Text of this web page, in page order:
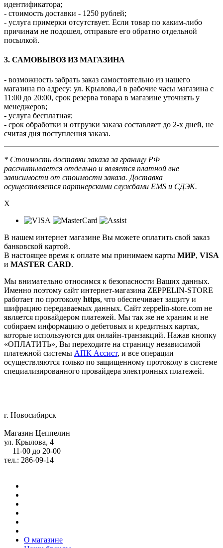
идентификатора;
- стоимость доставки - 1250 рублей;
- услуга примерки отсутствует. Если товар по каким-либо
причинам не подошел, отправьте его обратно отдельной
посылкой.
3. САМОВЫВОЗ ИЗ МАГАЗИНА
- возможность забрать заказ самостоятельно из нашего
магазина по адресу: ул. Крылова,4 в рабочие часы магазина с
11:00 до 20:00, срок резерва товара в магазине уточнять у
менеджеров;
- услуга бесплатная;
- срок обработки и отгрузки заказа составляет до 2-х дней, не
считая дня поступления заказа.
* Стоимость доставки заказа за границу РФ
рассчитывается отдельно и является платной вне
зависимости от стоимости заказа. Доставка
осуществляется партнерскими службами EMS и СДЭК.
X
В нашем интернет магазине Вы можете оплатить свой заказ
банковской картой.
В настоящее время к оплате мы принимаем карты МИР, VISA
и MASTER CARD.
Мы внимательно относимся к безопасности Ваших данных.
Именно поэтому сайт интернет-магазина ZEPPELIN-STORE
работает по протоколу https, что обеспечивает защиту и
шифрацию передаваемых данных. Сайт zeppelin-store.com не
является провайдером платежей. Мы так же не храним и не
собираем информацию о дебетовых и кредитных картах,
которые используются для онлайн-транзакций. Нажав кнопку
«ОПЛАТИТЬ», Вы переходите на страницу независимой
платежной системы АПК Ассист, и все операции
осуществляются только по защищенному протоколу в системе
специализированного провайдера электронных платежей.
г. Новосибирск
Магазин Цеппелин
ул. Крылова, 4
11-00 до 20-00
тел.: 286-09-14
О магазине